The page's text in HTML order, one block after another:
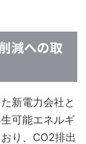
減への取
新電力会社と
可能エネルギ
り、CO2排出